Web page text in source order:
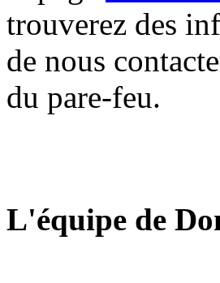
trouverez des
de nous
du pare-feu.
L'équipe de